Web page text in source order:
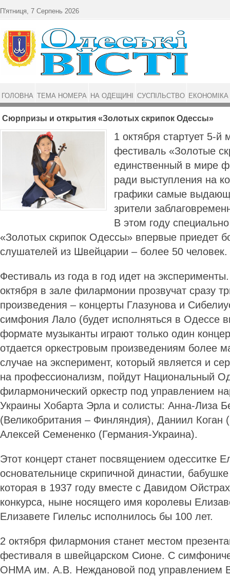
Сюрпризы и открытия «Золотых скрипок Одессы»
1 октября стартует 5-
фестиваль «Золотые
единственный в мире
ради выступления на
графики самые
зрители
В этом году
«Золотых скрипок Одессы» впервые приедет
слушателей из Швейцарии – более 50 человек.
Фестиваль из года в год идет на
октября в зале филармонии прозвучат сразу
произведения – концерты Глазунова и
симфония Лало (будет исполняться в Одессе
формате музыканты играют только один
отдается оркестровым произведениям более
случае на эксперимент, который является и
на профессионализм, пойдут Национальный
филармонический оркестр под управлением
Украины Хобарта Эрла и солисты: Анна-Лиза
(Великобритания – Финляндия), Даниил Коган
Алексей Семененко (Германия-Украина).
Этот концерт станет посвящением одесситке
основательнице скрипичной династии,
которая в 1937 году вместе с Давидом
конкурса, ныне носящего имя королевы
Елизавете Гилельс исполнилось бы 100 лет.
2 октября филармония станет местом
фестиваля в швейцарском Сионе. С
ОНМА им. А.В. Неждановой под управлением
П'ятниця, 7 Серпень 2026
ГОЛОВНА ТЕМА НОМЕРА НА ОДЕЩИНІ СУСПІЛЬСТВО ЕКОНОМІКА